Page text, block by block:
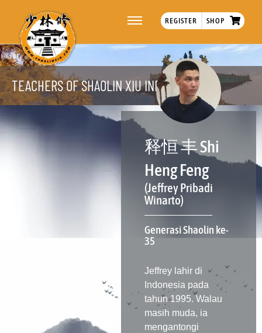
REGISTER SHOP
TEACHERS OF SHAOLIN XIU INDONESIA
释恒 丰 Shi
Heng Feng
(Jeffrey Pribadi
Winarto)
Generasi Shaolin ke-
35
Jeffrey lahir di
Indonesia pada
tahun 1995. Walau
masih muda, ia
mengantongi